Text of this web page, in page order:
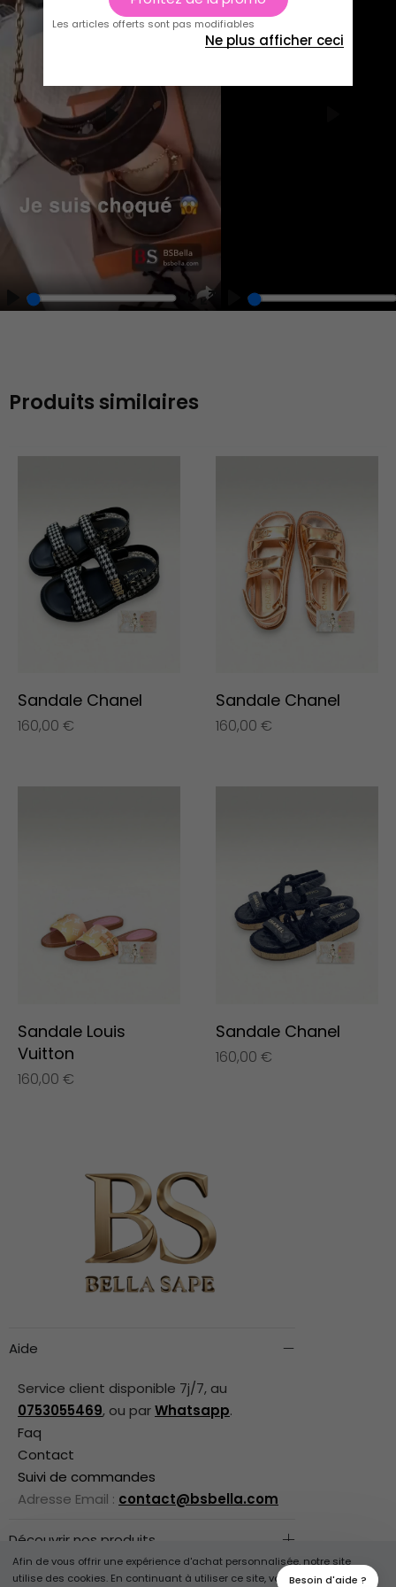
Play Unmute
Enter
Play
Produits similaires
Sandale Chanel
160,00 €
Sandale Chanel
160,00 €
Sandale Louis
Vuitton
160,00 €
Sandale Chanel
160,00 €
Aide
Service client disponible 7j/7, au
0753055469, ou parWhatsapp.
Faq
Contact
Suivi de commandes
Adresse Email : contact@bsbella.com
Découvrir nos produits
Informations légales
Afin de vous offrir une expérience d'achat personnalisée, notre site
utilise des cookies. En continuant à utiliser ce site, vous acceptez notre
Besoin d'aide ?
Les articles offerts sont pas modifiables
Ne plus afficher ceci